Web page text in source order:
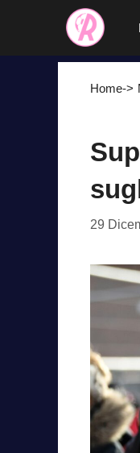
contenuto
Home->
29